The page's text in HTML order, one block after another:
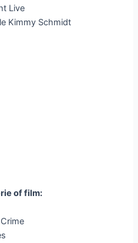
Live
Kimmy Schmidt
of film: